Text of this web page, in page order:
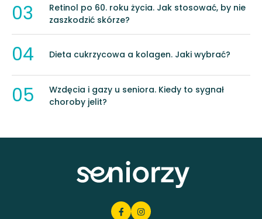
03
Retinol po 60. roku życia. Jak stosować, by nie
zaszkodzić skórze?
04 Dieta cukrzycowa a kolagen. Jaki wybrać?
05
Wzdęcia i gazy u seniora. Kiedy to sygnał
choroby jelit?